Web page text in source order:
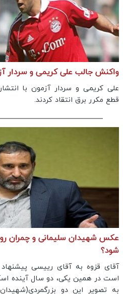
واکنش جالب علی کریمی و سردار
علی کریمی و سردار آزمون با
قطع مکرر برق انتقاد کردند.
عکس شهیدان سلیمانی و چمران
شود؟
آقای قزوه به آقای رییسی
است در همین یکی، دو سال آینده
به تصویر این دو